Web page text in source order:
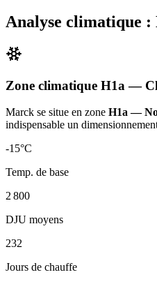
Analyse climatique :
Zone climatique H1a —
Marck se situe en zone H1a —
indispensable un
-15°C
Temp. de base
2 800
DJU moyens
232
Jours de chauffe